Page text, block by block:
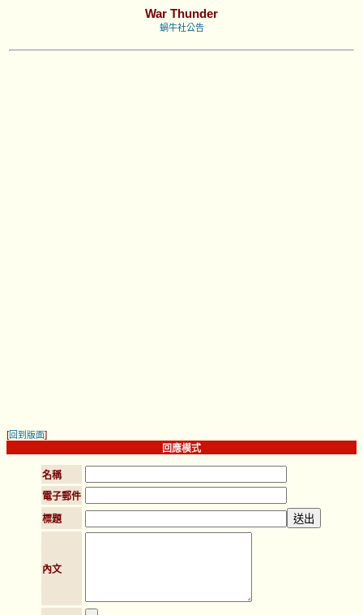
War Thunder
蝸牛社公告
[回到版面]
回應模式
名稱
電子郵件
標題
內文